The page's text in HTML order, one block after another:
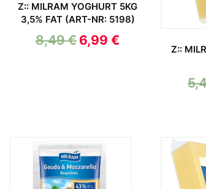
Z:: MILRAM YOGHURT 5KG
3,5% FAT (ART-NR: 5198)
8,49€ 6,99 €
Z::